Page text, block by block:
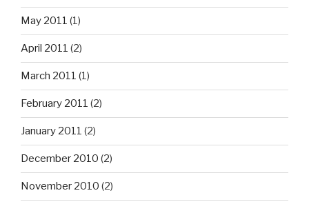
May 2011 (1)
April 2011 (2)
March 2011 (1)
February 2011 (2)
January 2011 (2)
December 2010 (2)
November 2010 (2)